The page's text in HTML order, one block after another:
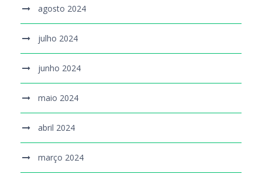
agosto 2024
julho 2024
junho 2024
maio 2024
abril 2024
março 2024